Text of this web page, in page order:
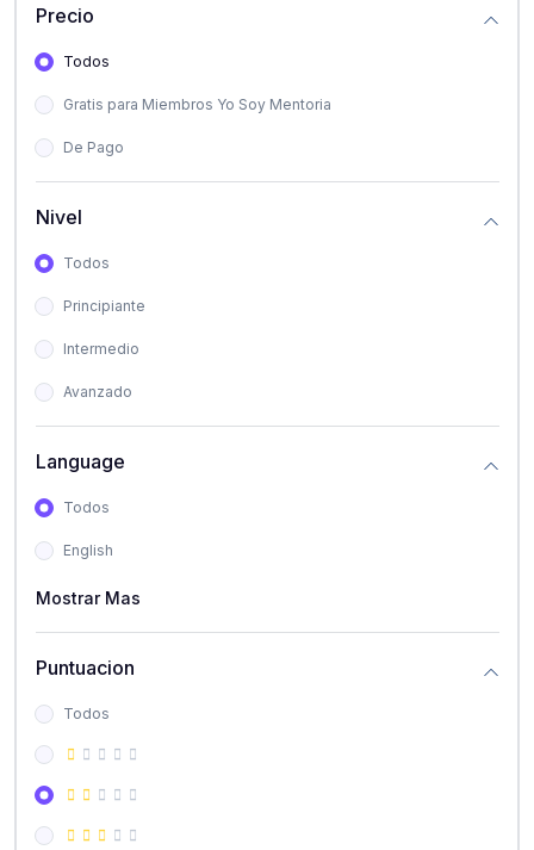
Precio
Todos
Gratis para Miembros Yo Soy Mentoria
De Pago
Nivel
Todos
Principiante
Intermedio
Avanzado
Language
Todos
English
Mostrar Mas
Puntuacion
Todos